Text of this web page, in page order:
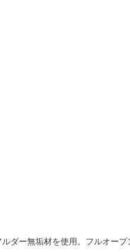
ダー無垢材を使用。フルオー